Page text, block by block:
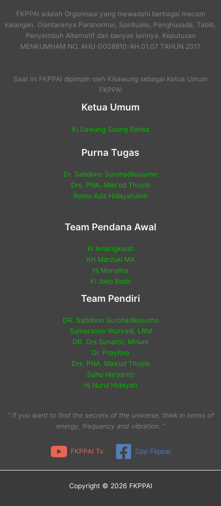
FKPPAI adalah Organisasi yang mewadahi berbagai macam
kalangan. Diantaranya Paranormal, Spiritualis, Penghusada, Tabib,
Penyembuh Alternatif dan banyak lainnya. Keputusan
MENKUMHAM NO. AHU-0008810-AH.01.07 TAHUN 2017
Saat ini FKPPAI dipimpin oleh Kisawung sebagai Ketua Umum
FKPPAI
Ketua Umum
Ki Sawung Saung Rahsa
Purna Tugas
Dr. Sabdono Surohadikusumo
Drs. PNA. Mas'ud Thoyib
Romo Aziz Hidayatulloh
Team Pendana Awal
Ki Amangkurat
KH Marzuki MA
Hj Monalisa
Ki Joko Bodo
Team Pendiri
DR. Sabdono Surohadikusumo
Sumarsono Wuryadi, LRM
DR. Drs Sunarto, MHum
Dr. Prayitno
Drs. PNA. Mas’ud Thoyib
Suhu Haryanto
Hj Nurul Hidayati
“ If you want to find the secrets of the universe, think in terms of
energy, frequency and vibration. ”
FKPPAI Tv Dpp Fkppai
Copyright © 2026 FKPPAI